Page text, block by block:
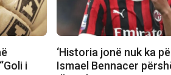
i
‘Historia jonë nuk ka
Ismael Bennacer